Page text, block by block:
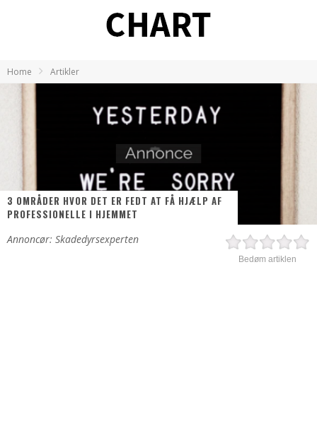
Home Artikler
3 OMRÅDER HVOR DET ER FEDT AT FÅ HJÆLP AF
PROFESSIONELLE I HJEMMET
Bedøm artiklen
Annoncør: Skadedyrsexperten